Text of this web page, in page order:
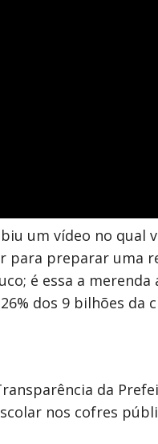
um vídeo no
para preparar uma
é essa a
dos 9 bilhões da
da
nos cofres